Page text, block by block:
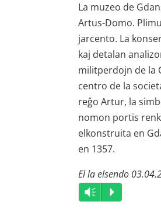
La muzeo de
Artus-Domo.
jarcento. La
kaj detalan
militperdojn de la
centro de la
reĝo Artur, la
nomon portis
elkonstruita en
en 1357.
El la elsendo
Audio
Player
Vm P